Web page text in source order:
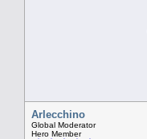
Arlecchino
Global Moderator
Hero Member